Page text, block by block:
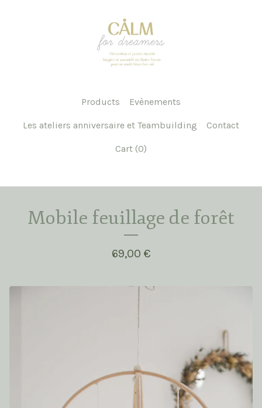
Products Evènements
Les ateliers anniversaire et Teambuilding Contact
Cart (0)
Mobile feuillage de forêt
69,00 €